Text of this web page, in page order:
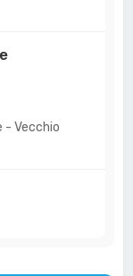
- Vecchio